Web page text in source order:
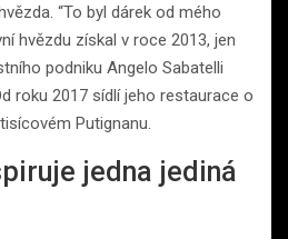
“To byl dárek od mého
hvězdu získal v roce 2013, jen
podniku Angelo Sabatelli
roku 2017 sídlí jeho restaurace o
Putignanu.
jedna jediná